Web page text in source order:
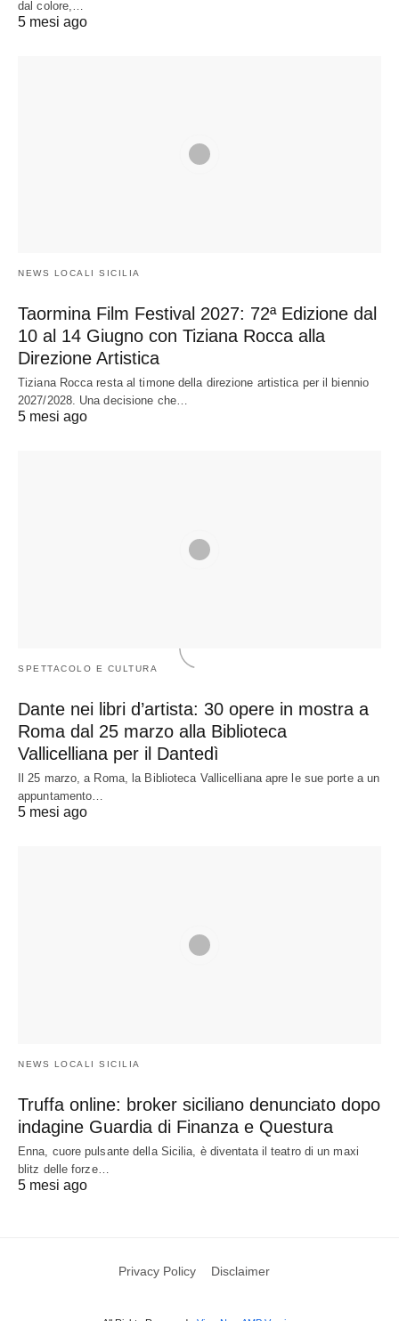
dal colore,…
5 mesi ago
NEWS LOCALI SICILIA
Taormina Film Festival 2027: 72ª Edizione dal
10 al 14 Giugno con Tiziana Rocca alla
Direzione Artistica
Tiziana Rocca resta al timone della direzione artistica per il biennio
2027/2028. Una decisione che…
5 mesi ago
SPETTACOLO E CULTURA
Dante nei libri d’artista: 30 opere in mostra a
Roma dal 25 marzo alla Biblioteca
Vallicelliana per il Dantedì
Il 25 marzo, a Roma, la Biblioteca Vallicelliana apre le sue porte a un
appuntamento…
5 mesi ago
NEWS LOCALI SICILIA
Truffa online: broker siciliano denunciato dopo
indagine Guardia di Finanza e Questura
Enna, cuore pulsante della Sicilia, è diventata il teatro di un maxi
blitz delle forze…
5 mesi ago
Privacy Policy Disclaimer